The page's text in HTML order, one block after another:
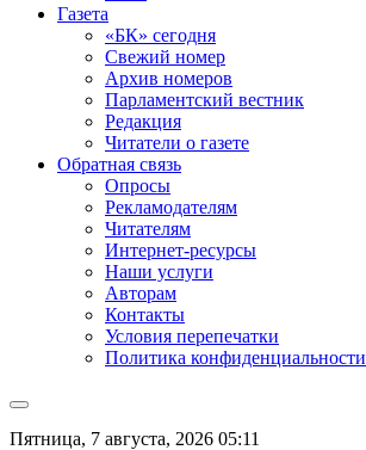
Газета
«БК» сегодня
Свежий номер
Архив номеров
Парламентский вестник
Редакция
Читатели о газете
Обратная связь
Опросы
Рекламодателям
Читателям
Интернет-ресурсы
Наши услуги
Авторам
Контакты
Условия перепечатки
Политика конфиденциальности
Пятница, 7 августа, 2026 05:11